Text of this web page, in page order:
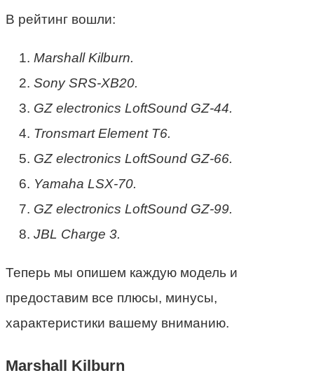
В рейтинг вошли:
Marshall Kilburn.
Sony SRS-XB20.
GZ electronics LoftSound GZ-44.
Tronsmart Element T6.
GZ electronics LoftSound GZ-66.
Yamaha LSX-70.
GZ electronics LoftSound GZ-99.
JBL Charge 3.
Теперь мы опишем каждую модель и
предоставим все плюсы, минусы,
характеристики вашему вниманию.
Marshall Kilburn